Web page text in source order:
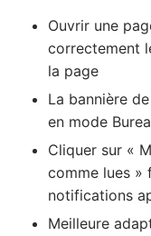
Ouvrir une
correctement
la page
La bannière
en mode
Cliquer sur «
comme lues »
notifications
Meilleure